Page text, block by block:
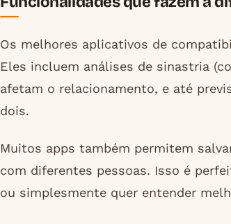
Os melhores aplicativos de
Eles incluem análises de sinastria
afetam o relacionamento, e até
dois.
Muitos apps também permitem
com diferentes pessoas. Isso é
ou simplesmente quer entender